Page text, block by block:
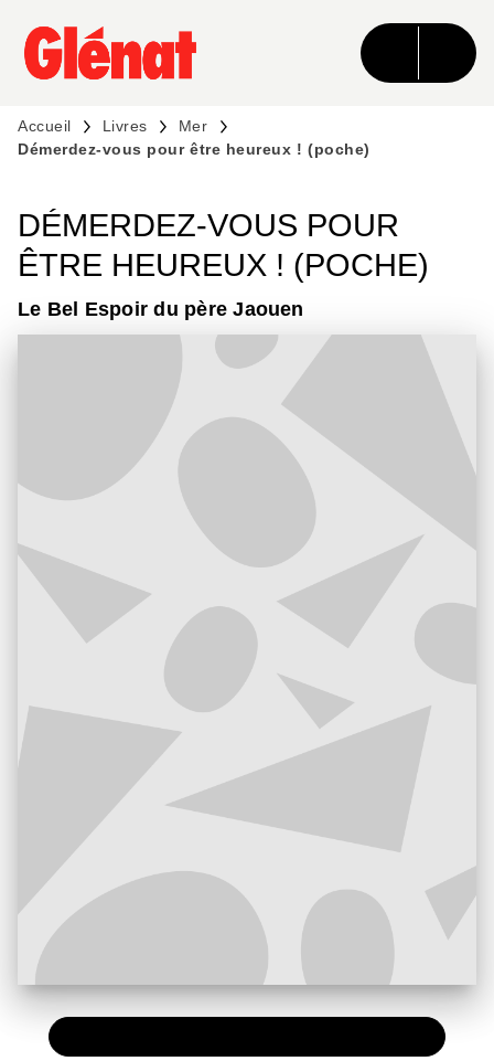
MENU RECHERCHE CONTENU
PIED DE PAGE
Accueil Livres
Mer
Démerdez-vous pour être heureux ! (poche)
DÉMERDEZ-VOUS POUR
ÊTRE HEUREUX ! (POCHE)
Le Bel Espoir du père Jaouen